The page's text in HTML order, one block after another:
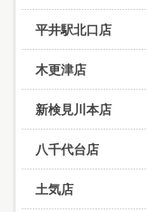
平井駅北口店
木更津店
新検見川本店
八千代台店
土気店